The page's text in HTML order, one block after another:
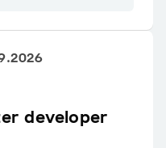
developer